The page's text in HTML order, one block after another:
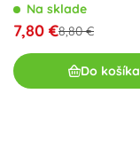
Na sklade
7,80 €8,80 €
Do košíka